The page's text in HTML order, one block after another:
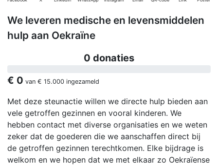
We leveren medische en levensmiddelen
hulp aan Oekraïne
0 donaties
€ 0 van € 15.000 ingezameld
Met deze steunactie willen we directe hulp bieden aan
vele getroffen gezinnen en vooral kinderen. We
hebben contact met diverse organisaties en we weten
zeker dat de goederen die we aanschaffen direct bij
de getroffen gezinnen terechtkomen. Elke bijdrage is
welkom en we hopen dat we met elkaar zo Oekraïense